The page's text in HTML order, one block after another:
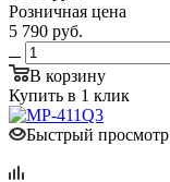
Розничная цена
5 790 руб.
В корзину
Купить в 1 клик
Быстрый просмотр